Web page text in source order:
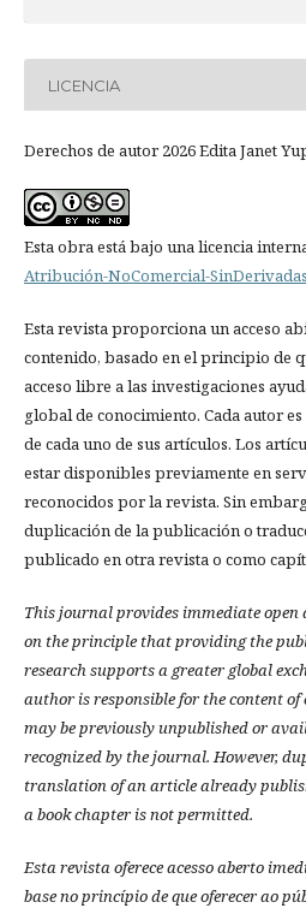
LICENCIA
Derechos de autor 2026 Edita Janet
Esta obra está bajo una licencia
Atribución-NoComercial-
Esta revista proporciona un acceso
contenido, basado en el principio de
acceso libre a las investigaciones
global de conocimiento. Cada autor
de cada uno de sus artículos. Los
estar disponibles previamente en
reconocidos por la revista. Sin
duplicación de la publicación o
publicado en otra revista o como
This journal provides immediate open
on the principle that providing the
research supports a greater global
author is responsible for the content
may be previously unpublished or
recognized by the journal. However,
translation of an article already
a book chapter is not permitted.
Esta revista oferece acesso aberto
base no princípio de que oferecer ao